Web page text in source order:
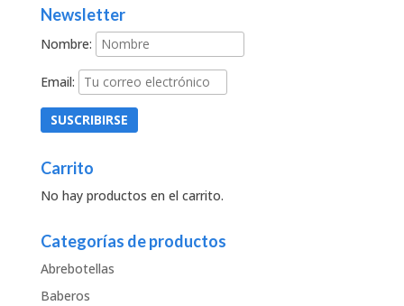
Newsletter
Nombre:
Email:
Carrito
No hay productos en el carrito.
Categorías de productos
Abrebotellas
Baberos